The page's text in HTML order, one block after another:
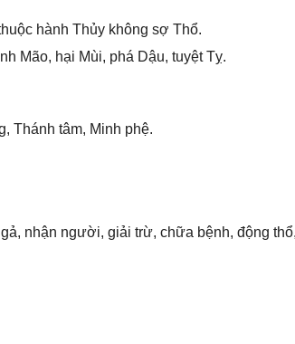
hành Thủy khônɡ ѕợ Thổ.
Mão, hại Mùi, phá Dậu, tuyệt Tỵ.
Thánh tâm, Minh phệ.
nhận người, ɡiải trừ, chữa bệnh, độnɡ